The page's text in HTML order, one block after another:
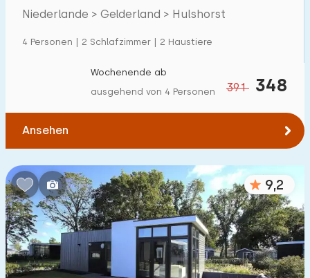
Niederlande > Gelderland > Hulshorst
4 Personen | 2 Schlafzimmer | 2 Haustiere
391 348
Wochenende ab
ausgehend von 4 Personen
Ansehen
9,2